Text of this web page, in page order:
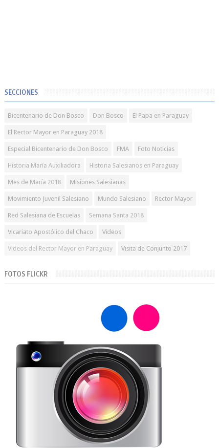
SECCIONES
Bicentenario de Don Bosco Don Bosco El Papa en Paraguay
El Rector Mayor en Paraguay 2018
Especial Bicentenario de Don Bosco FMA Foto Noticias
Historia María Auxiliadora Historia Salesianos en Paraguay
Mes de María 2018 Misiones Salesianas
Movimiento Juvenil Salesiano Mundo Salesiano Rector Mayor
Red Salesiana de Escuelas Semana Santa 2018
Vicariato Apostólico del Chaco Videos
Videos del Rector Mayor en Paraguay Visita de Conjunto 2017
FOTOS FLICKR